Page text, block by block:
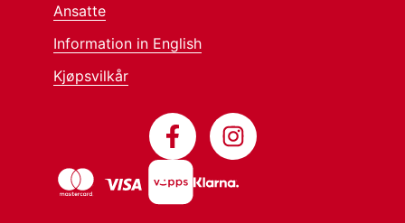
Ansatte
Information in English
Kjøpsvilkår